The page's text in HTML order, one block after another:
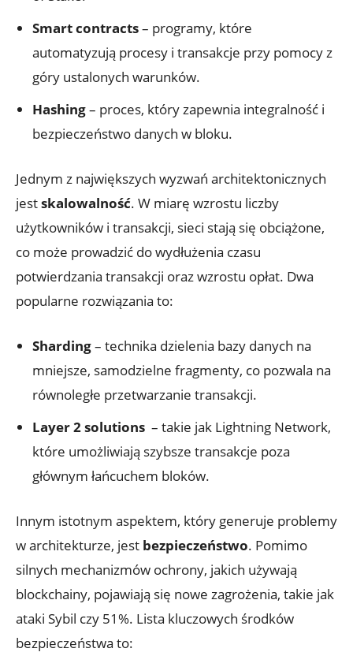
Smart contracts– programy, które
automatyzują procesy i transakcje przy pomocy z
góry ustalonych warunków.
Hashing– proces, który ​zapewnia ⁣integralność i
bezpieczeństwo danych w bloku.
Jednym z największych wyzwań architektonicznych
jestskalowalność. W miarę wzrostu liczby
użytkowników i transakcji, sieci stają się obciążone,
co może prowadzić do wydłużenia czasu
potwierdzania transakcji ⁣oraz wzrostu opłat.⁤ Dwa
popularne rozwiązania to:
Sharding– technika dzielenia bazy danych na⁢
mniejsze, samodzielne fragmenty, co pozwala na
równoległe przetwarzanie transakcji.
Layer 2 solutions ‌ – takie jak ‌Lightning Network,
które ⁤umożliwiają szybsze transakcje poza
głównym łańcuchem bloków.
Innym istotnym aspektem, który generuje problemy
w​ architekturze, jest bezpieczeństwo. Pomimo
silnych mechanizmów ⁤ochrony, jakich używają
blockchainy, pojawiają się nowe ⁣zagrożenia, takie jak
ataki Sybil czy⁢ 51%. Lista kluczowych środków
bezpieczeństwa to: